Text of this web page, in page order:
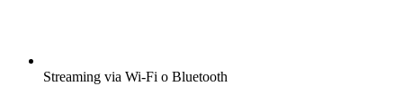
Streaming via Wi-Fi o Bluetooth